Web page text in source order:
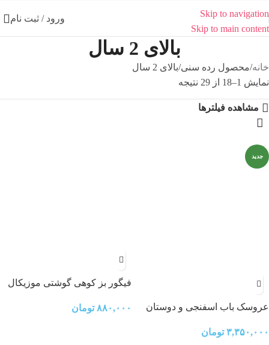
Skip to navigation
Skip to main content
ورود / ثبت نام
بالای 2 سال
خانه محصول رده سنی بالای 2 سال
نمایش 1–18 از 29 نتیجه
مشاهده فیلترها
جدید
عروسک باب اسفنجی و دوستان
۳,۳۵۰,۰۰۰ تومان
فیگور بز کوهی گوشتی موزیکال
۸۸۰,۰۰۰ تومان